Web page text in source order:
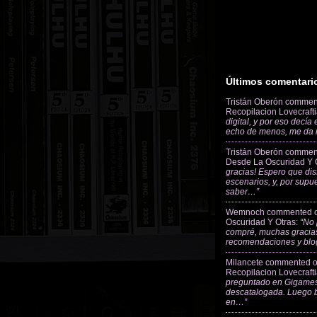
Últimos
Tristán Oberón
Recopilacion
digital, y por eso decía
echo de menos, me
Tristán Oberón
Desde La Oscuridad Y
gracias! Espero que
escenarios, y, por
saber…”
Wemnoch commented
Oscuridad Y Otras:
compré, muchas
recomendaciones y
Milancete commented
Recopilacion
preguntado en
descatalogada. Luego
en…”